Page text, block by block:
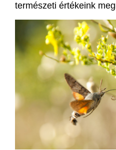
természeti értékeink